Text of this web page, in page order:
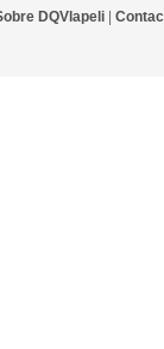
DQVlapeli